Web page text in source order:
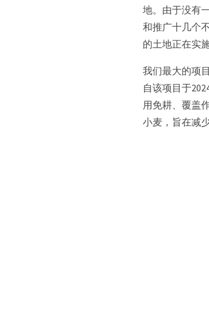
地。由于没有
和推广十几个
的土地正在实
我们最大的项
自该项目于
用免耕、覆盖
小麦，旨在减